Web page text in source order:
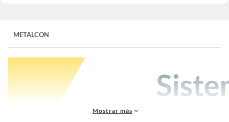
METALCON
Mostrar más